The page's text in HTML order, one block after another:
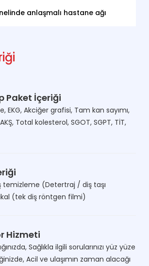
anlaşmalı hastane ağı
Paket İçeriği
EKG, Akciğer grafisi, Tam kan sayımı,
Total kolesterol, SGOT, SGPT, TİT,
temizleme (Detertraj / diş taşı
(tek diş röntgen filmi)
Hizmeti
Sağlıkla ilgili sorularınızı yüz yüze
Acil ve ulaşımın zaman alacağı